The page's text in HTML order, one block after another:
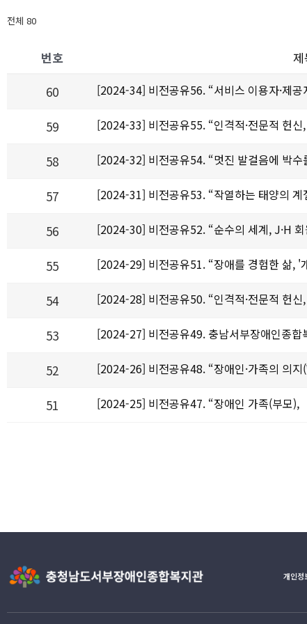
전체 80
번호 제
60
[2024-34] 비전공유56. “서비스 이용자·제
59
[2024-33] 비전공유55. “인격적·전문적 헌
58
[2024-32] 비전공유54. “멋진 발걸음에 박
57
[2024-31] 비전공유53. “작열하는 태양의
56
[2024-30] 비전공유52. “순수의 세계, J·H
55
[2024-29] 비전공유51. “장애를 경험한 삶, '
54
[2024-28] 비전공유50. “인격적·전문적 헌
53
[2024-27] 비전공유49. 충남서부장애인종합
52
[2024-26] 비전공유48. “장애인·가족의 의
51
[2024-25] 비전공유47. “장애인 가족(부모),
개인정